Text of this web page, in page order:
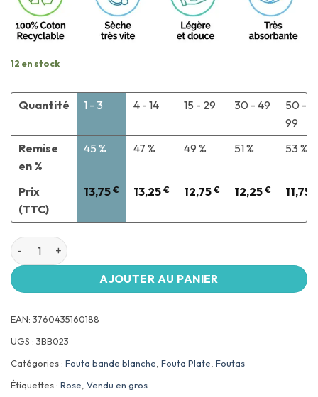
12 en stock
Quantité
Remise
en %
Prix
(TTC)
1 - 3
45 %
13,75 €
4 - 14
47 %
13,25 €
15 - 29
49 %
12,75 €
30 - 49
51 %
12,25 €
50 -
99
53 %
11,75
AJOUTER AU PANIER
EAN: 3760435160188
UGS : 3BB023
Catégories : Fouta bande blanche Fouta Plate Foutas
Étiquettes : Rose Vendu en gros